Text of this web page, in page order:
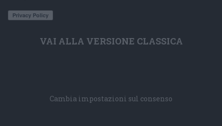
VAI ALLA VERSIONE CLASSICA
Cambia impostazioni sul consenso